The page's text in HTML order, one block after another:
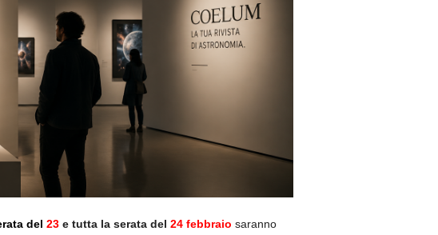
del 23 e tutta la serata del 24 febbraio saranno